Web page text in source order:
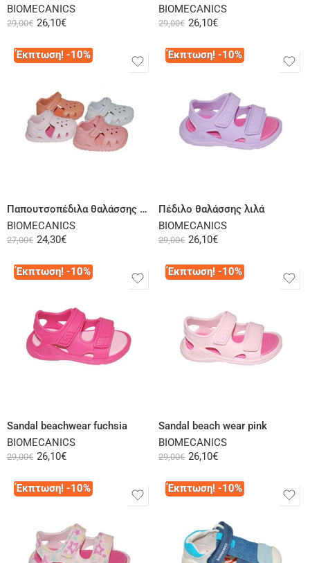
BIOMECANICS
29,00€ 26,10€
BIOMECANICS
29,00€ 26,10€
Έκπτωση! -10%
Παπουτσοπέδιλα θαλάσσης πολύχρωμα
BIOMECANICS
27,00€ 24,30€
Έκπτωση! -10%
Πέδιλο θαλάσσης λιλά
BIOMECANICS
29,00€ 26,10€
Έκπτωση! -10%
Sandal beachwear fuchsia
BIOMECANICS
29,00€ 26,10€
Έκπτωση! -10%
Sandal beach wear pink
BIOMECANICS
29,00€ 26,10€
Έκπτωση! -10% Έκπτωση! -10%